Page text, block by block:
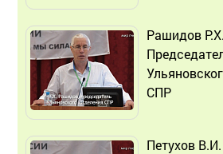
Рашидов Р.Х.
СПР
Петухов